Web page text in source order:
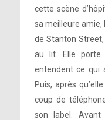
cette scène
sa meilleure
de Stanton
au lit. Elle porte
entendent ce qui
Puis, après
coup de
son label.